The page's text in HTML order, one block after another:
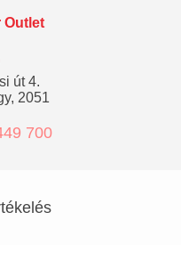
Outlet
út 4.
2051
700